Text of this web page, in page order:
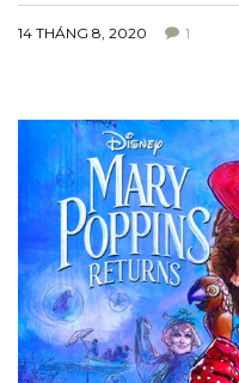
14 THÁNG 8, 2020 1